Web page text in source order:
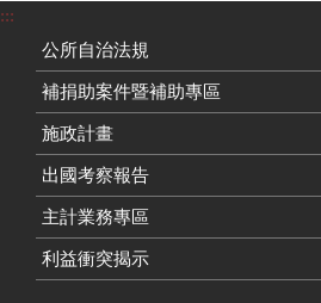
:::
公所自治法規
補捐助案件暨補助專區
施政計畫
出國考察報告
主計業務專區
利益衝突揭示